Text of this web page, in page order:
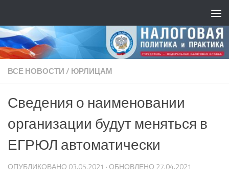
ВСЕ НОВОСТИ/ ЮРЛИЦАМ
Сведения о наименовании
организации будут меняться в
ЕГРЮЛ автоматически
ОПУБЛИКОВАНО 03.05.2021 · ОБНОВЛЕНО 27.04.2021